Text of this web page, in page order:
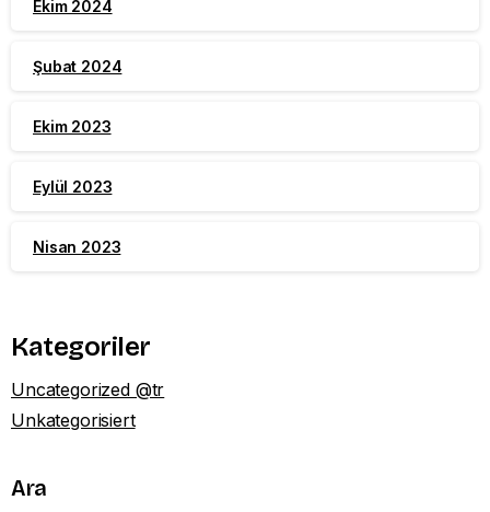
Ekim 2024
Şubat 2024
Ekim 2023
Eylül 2023
Nisan 2023
Kategoriler
Uncategorized @tr
Unkategorisiert
Ara